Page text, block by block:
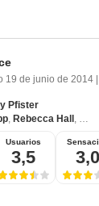
19 de junio de 2014
Pfister
, Rebecca Hall ,
Usuarios
3,5 3,0